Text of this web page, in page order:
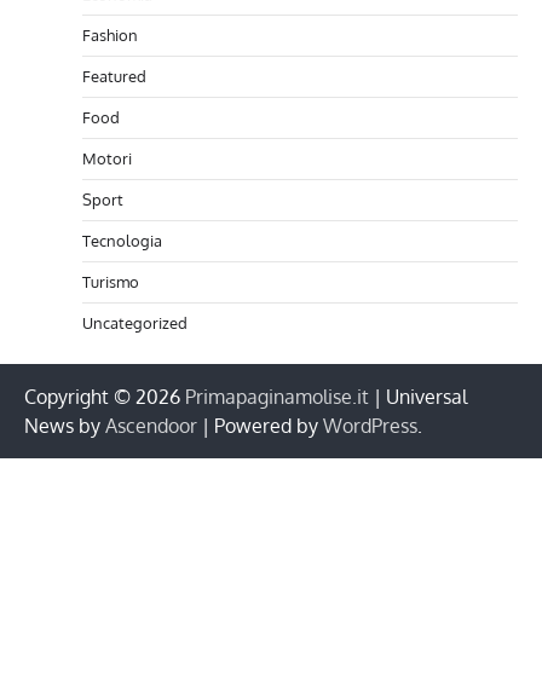
Fashion
Featured
Food
Motori
Sport
Tecnologia
Turismo
Uncategorized
Copyright © 2026 Primapaginamolise.it | Universal
News by Ascendoor | Powered by WordPress.